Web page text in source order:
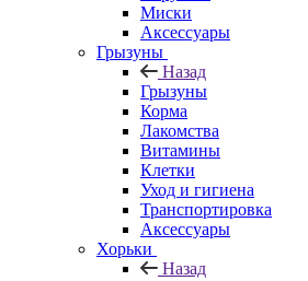
Миски
Аксессуары
Грызуны
Назад
Грызуны
Корма
Лакомства
Витамины
Клетки
Уход и гигиена
Транспортировка
Аксессуары
Хорьки
Назад